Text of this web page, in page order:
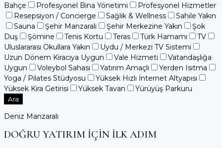
Bahçe
Profesyonel Bina Yönetimi
Profesyonel Hizmetler
Resepsiyon / Concierge
Sağlık & Wellness
Sahile Yakın
Sauna
Şehir Manzaralı Şehir Merkezine Yakın
Şok
Duş
Şömine Tenis Kortu Teras Türk Hamamı
TV
Uluslararası Okullara Yakın
Uydu / Merkezi TV Sistemi
Uzun Dönem Kiracıya Uygun
Vale Hizmeti
Vatandaşlığa
Uygun
Voleybol Sahası Yatırım Amaçlı
Yerden Isıtma
Yoga / Pilates Stüdyosu
Yüksek Hızlı İnternet Altyapısı
Yüksek Kira Getirisi
Yüksek Tavan Yürüyüş Parkuru
Ara
Deniz Manzaralı
DOĞRU YATIRIM İÇİN İLK ADIM